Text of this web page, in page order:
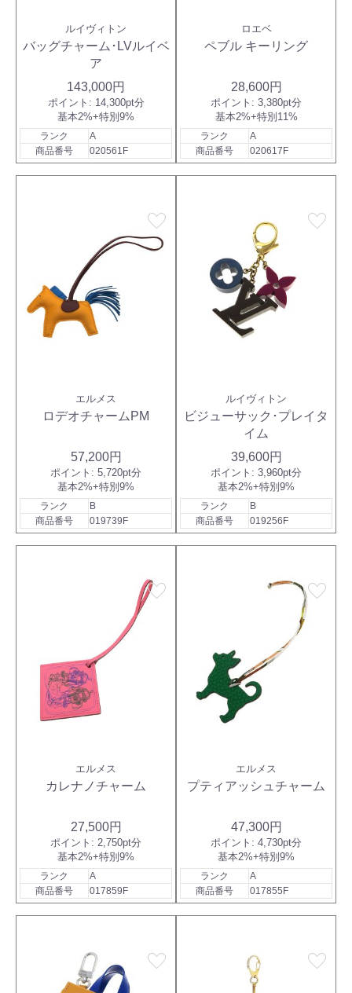
ルイヴィトン
バッグチャーム･LVルイベ
ア
143,000円
ポイント: 14,300pt分
基本2%+特別9%
ランク
A
商品番号
020561F
ロエベ
ペブル キーリング
28,600円
ポイント: 3,380pt分
基本2%+特別11%
ランク
A
商品番号
020617F
favorite
エルメス
ロデオチャームPM
57,200円
ポイント: 5,720pt分
基本2%+特別9%
ランク
B
商品番号
019739F
favorite
ルイヴィトン
ビジューサック･プレイタ
イム
39,600円
ポイント: 3,960pt分
基本2%+特別9%
ランク
B
商品番号
019256F
favorite
エルメス
カレナノチャーム
27,500円
ポイント: 2,750pt分
基本2%+特別9%
ランク
A
商品番号
017859F
favorite
エルメス
プティアッシュチャーム
47,300円
ポイント: 4,730pt分
基本2%+特別9%
ランク
A
商品番号
017855F
favorite favorite